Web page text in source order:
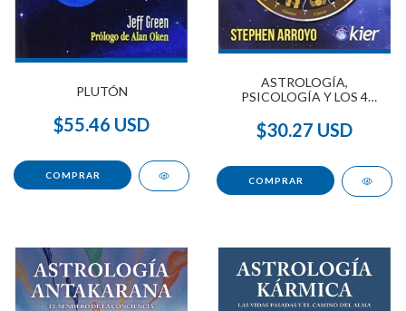
PLUTÓN
$55.46 USD
ASTROLOGÍA,
PSICOLOGÍA Y LOS 4
$30.27 USD